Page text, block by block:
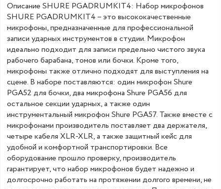
Описание SHURE PGADRUMKIT4: Набор микрофонов
SHURE PGADRUMKIT4 – это высококачественные
микрофоны, предназначенные для профессиональной
записи ударных инструментов в студии. Микрофон
идеально подходит для записи предельно чистого звука
рабочего барабана, томов или бочки. Кроме того,
микрофоны также отлично подходят для выступления на
сцене. В наборе поставляются: один микрофон Shure
PGA52 для бочки, два микрофона Shure PGA56 для
остальное секции ударных, а также один
инструментальный микрофон Shure PGA57. Также вместе с
микрофонами производитель поставляет два держателя,
четыре кабеля XLR-XLR, а также защитный кейс для
удобной и комфортной транспортировки. Все
оборудование прошло проверку, производитель
гарантирует, что набор микрофонов будет надежно и
долгосрочно работать на протяжении долгого времени, не